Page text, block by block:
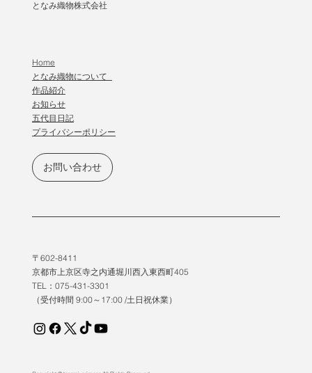
となみ織物株式会社
お問い合わせ
〒602-8411
京都市上京区寺之内通堀川西入東西町405
TEL：075-431-3301
（受付時間 9:00～17:00 /土日祝休業）
Home
となみ織物について
作品紹介
​お知らせ
五代目日記
プライバシーポリシー